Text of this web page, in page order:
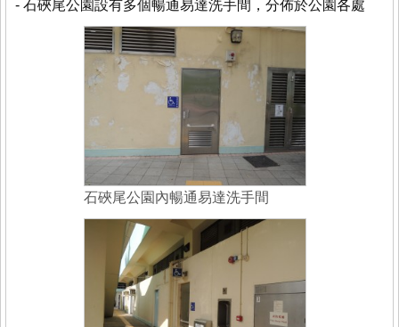
- 石硤尾公園設有多個暢通易達洗手間，分佈於公園各處
石硤尾公園內暢通易達洗手間